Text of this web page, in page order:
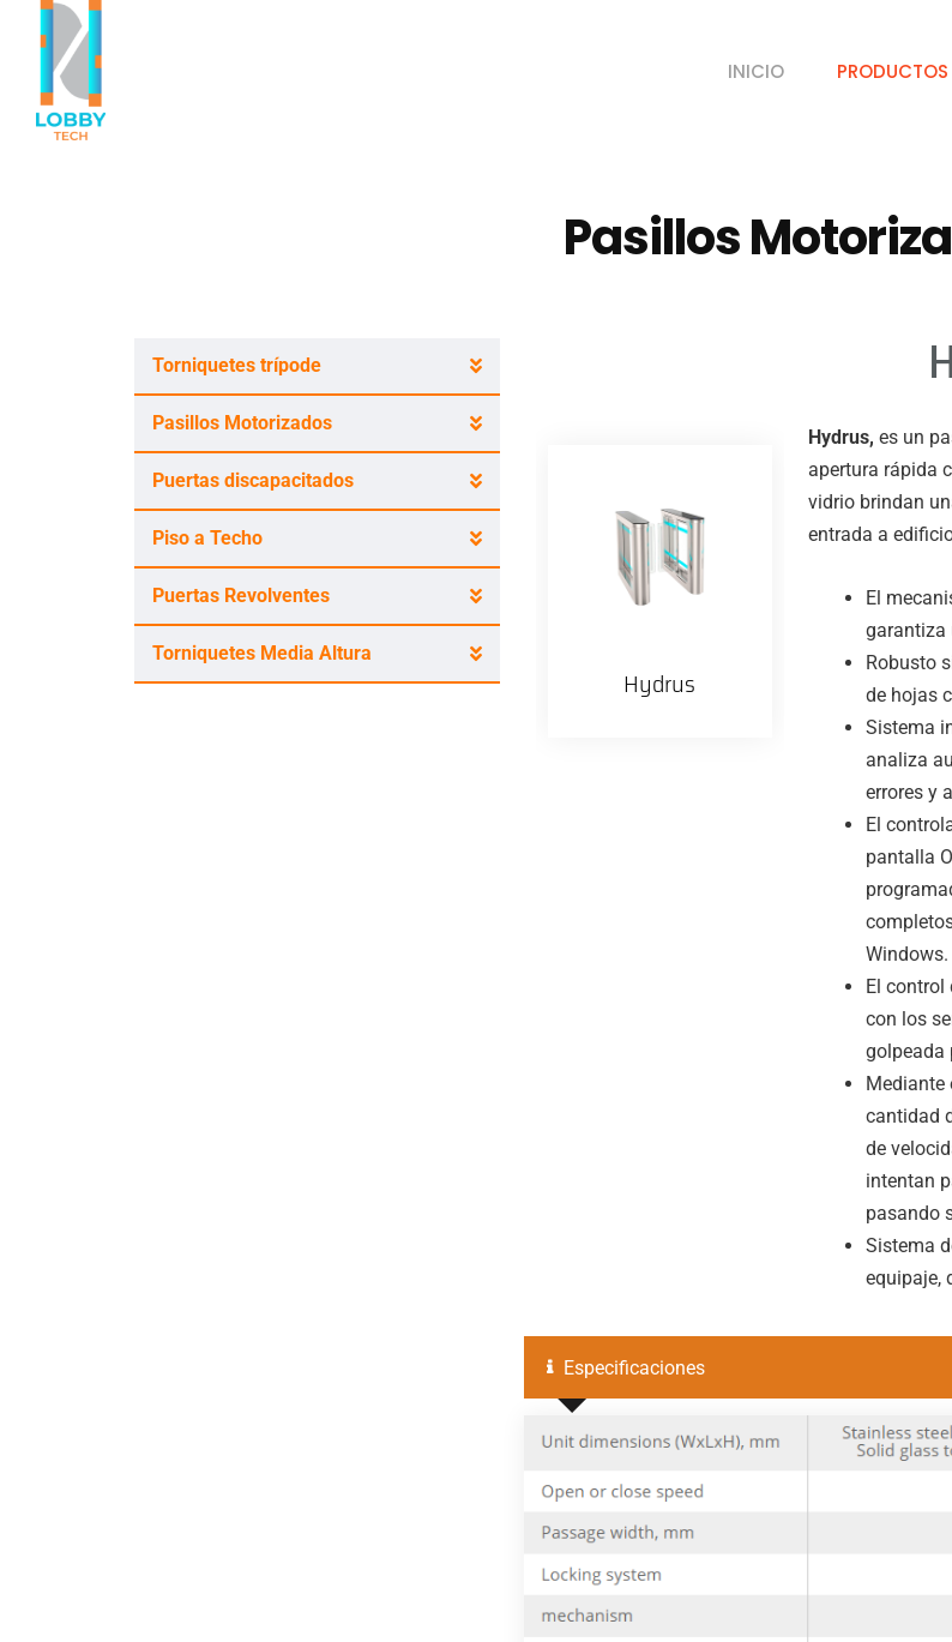
INICIO PRODUCTOS
Pasillos
Torniquetes trípode
Pasillos Motorizados
Puertas discapacitados
Piso a Techo
Puertas Revolventes
Torniquetes Media Altura
Hydrus
Hydrus, es un
apertura rápida
vidrio brindan
entrada a
El
garantiza
Robusto
de hojas
Sistema
analiza
errores y
El
pantalla
Windows.
El control
con los
golpeada
Mediante
cantidad
de
intentan
pasando
Sistema
equipaje,
Especificaciones